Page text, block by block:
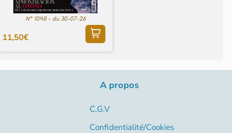
N° 1048 - du 30-07-26
11,50€
A propos
C.G.V
Confidentialité/Cookies